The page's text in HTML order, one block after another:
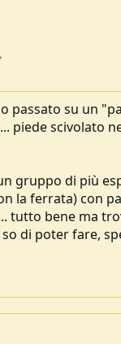
passato su un
piede scivolato
gruppo di più
la ferrata) con
tutto bene ma
di poter fare,